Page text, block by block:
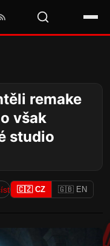
remake
však
studio
🇨🇿 CZ 🇬🇧 EN